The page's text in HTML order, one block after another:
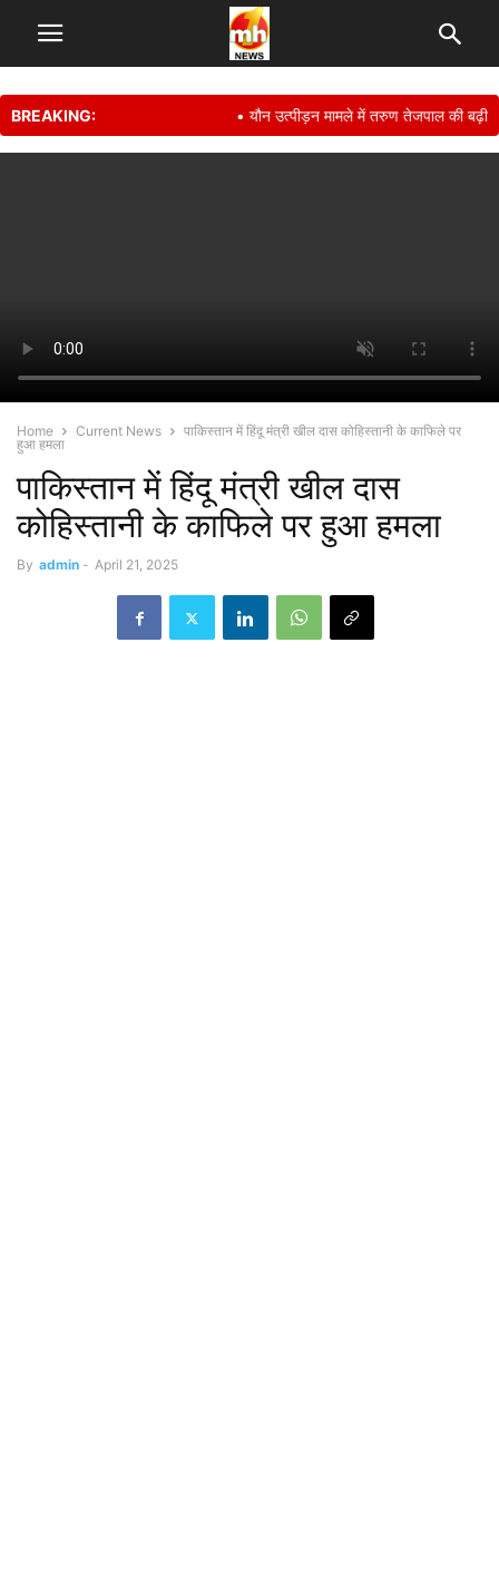
BREAKING: • यौन उत्पीड़न मामले में तरुण तेजपाल की बढ़ी
Home Current News
पाकिस्तान में हिंदू मंत्री खील दास कोहिस्तानी के काफिले पर
हुआ हमला
पाकिस्तान में हिंदू मंत्री खील दास
कोहिस्तानी के काफिले पर हुआ हमला
By admin - April 21, 2025